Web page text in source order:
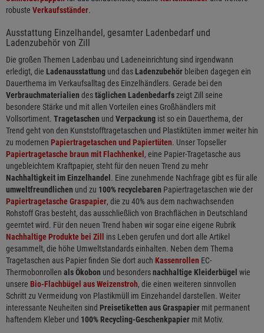
robuste Verkaufsständer.
Ausstattung Einzelhandel, gesamter Ladenbedarf und
Ladenzubehör von Zill
Die großen Themen Ladenbau und Ladeneinrichtung sind irgendwann
erledigt, die Ladenausstattung und das Ladenzubehör bleiben dagegen ein
Dauerthema im Verkaufsalltag des Einzelhändlers. Gerade bei den
Verbrauchmaterialien destäglichen Ladenbedarfszeigt Zill seine
besondere Stärke und mit allen Vorteilen eines Großhändlers mit
Vollsortiment. Tragetaschen und Verpackung ist so ein Dauerthema, der
Trend geht von den Kunststofftragetaschen und Plastiktüten immer weiter hin
zu modernen Papiertragetaschen und Papiertüten. Unser Topseller
Papiertragetasche braun mit Flachhenkel , eine Papier-Tragetasche aus
ungebleichtem Kraftpapier, steht für den neuen Trend zu mehr
Nachhaltigkeit im Einzelhandel . Eine zunehmende Nachfrage gibt es für alle
umweltfreundlichen und zu 100% recyclebaren Papiertragetaschen wie der
Papiertragetasche Graspapier, die zu 40% aus dem nachwachsenden
Rohstoff Gras besteht, das ausschließlich von Brachflächen in Deutschland
geerntet wird. Für den neuen Trend haben wir sogar eine eigene Rubrik
Nachhaltige Produkte bei Zill
ins Leben gerufen und dort alle Artikel
gesammelt, die höhe Umweltstandards einhalten. Neben dem Thema
Tragetaschen aus Papier finden Sie dort auch Kassenrollen EC-
Thermobonrollen als Ökobon und besondersnachhaltige Kleiderbügel wie
unsere Bio-Flachbügel aus Weizenstroh, die einen weiteren sinnvollen
Schritt zu Vermeidung von Plastikmüll im Einzehandel darstellen. Weiter
interessante Neuheiten sind Preisetiketten aus Graspapier mit permanent
haftendem Kleber und 100% Recycling-Geschenkpapier mit Motiv.